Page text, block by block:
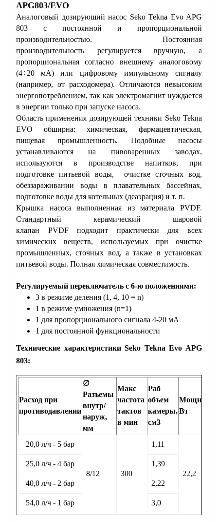
APG803/EVO
Аналоговый дозирующий насос Seko Tekna Evo APG
803 с постоянной и пропорциональной
производительностью. Постоянная
производительность регулируется вручную, а
пропорциональная согласно внешнему аналоговому
(4÷20 мА) или цифровому импульсному сигналу
(например, от расходомера). Отличаются невысоким
энергопотреблением, так как электромагнит нуждается
в энергии только при запуске насоса.
Область применения дозирующей техники Seko Tekna
EVO обширна: химическая, фармацевтическая,
пищевая промышленность. Подобные насосы
устанавливаются на пивоваренных заводах,
используются в производстве напитков, при
подготовке питьевой воды, очистке сточных вод,
обеззараживании воды в плавательных бассейнах,
подготовке воды для котельных (деаэрация) и т. п.
Крышка насоса выполненная из материала PVDF.
Стандартный керамический шаровой
клапан PVDF подходит практически для всех
химических веществ, используемых при очистке
промышленных, сточных вод, а также в установках
питьевой воды. Полная химическая совместимость.
Регулируемый переключатель с 6-ю положениями:
3 в режиме деления (1, 4, 10 = n)
1 в режиме умножения (n=1)
1 для пропорционального сигнала 4-20 мА
1 для постоянной функциональности
Технические характеристики Seko Tekna Evo APG
803:
Расход при
противодавлении
∅
Разъемы
внутр/
наруж,
мм
Макс
частота
тактов
в мин
Раб
объем
камеры,
см3
Мощность,
Вт
20,0 л/ч - 5 бар
8/12 300
1,11
22,2
25,0 л/ч - 4 бар 1,39
40,0 л/ч - 2 бар 2,22
54,0 л/ч - 1 бар 3,0